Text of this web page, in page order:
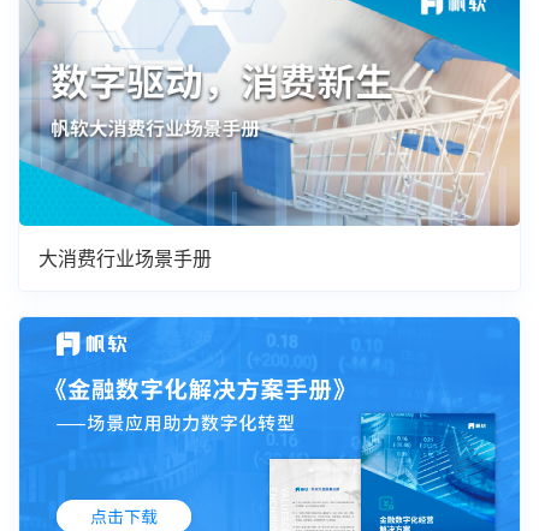
大消费行业场景手册